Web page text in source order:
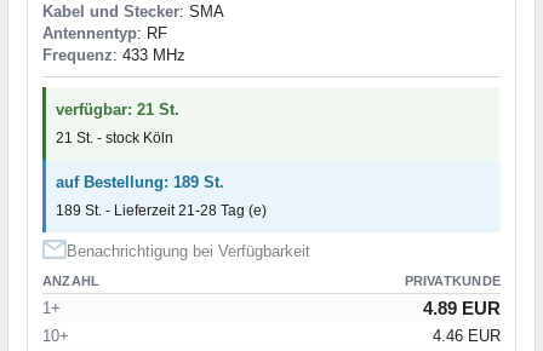
Kabel und Stecker: SMA
Antennentyp: RF
Frequenz: 433 MHz
verfügbar: 21 St.
21 St. - stock Köln
auf Bestellung: 189 St.
189 St. - Lieferzeit 21-28 Tag (e)
Benachrichtigung bei Verfügbarkeit
ANZAHL PRIVATKUNDE
1+ 4.89 EUR
10+ 4.46 EUR